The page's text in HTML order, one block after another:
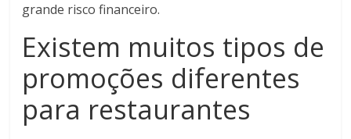
grande risco financeiro.
Existem muitos tipos de
promoções diferentes
para restaurantes